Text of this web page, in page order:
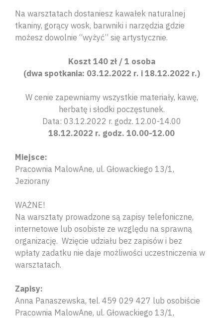
Na warsztatach dostaniesz kawałek naturalnej
tkaniny, gorący wosk, barwniki i narzędzia gdzie
możesz dowolnie “wyżyć” się artystycznie.
Koszt 140 zł / 1 osoba
(dwa spotkania: 03.12.2022 r. i 18.12.2022 r.)
W cenie zapewniamy wszystkie materiały, kawę,
herbatę i słodki poczęstunek.
Data: 03.12.2022 r. godz. 12.00-14.00
18.12.2022 r. godz. 10.00-12.00
Miejsce:
Pracownia MalowAne, ul. Głowackiego 13/1,
Jeziorany
WAŻNE!
Na warsztaty prowadzone są zapisy telefoniczne,
internetowe lub osobiste ze względu na sprawną
organizację. Wzięcie udziału bez zapisów i bez
wpłaty zadatku nie daje możliwości uczestniczenia w
warsztatach.
Zapisy:
Anna Panaszewska, tel. 459 029 427 lub osobiście
Pracownia MalowAne, ul. Głowackiego 13/1,